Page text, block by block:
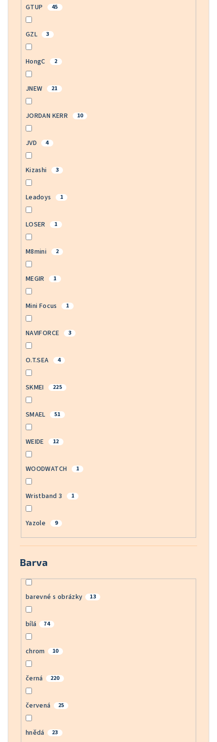
GTUP 45
GZL 3
HongC 2
JNEW 21
JORDAN KERR 10
JVD 4
Kizashi 3
Leadoys 1
LOSER 1
M8mini 2
MEGIR 1
Mini Focus 1
NAVIFORCE 3
O.T.SEA 4
SKMEI 225
SMAEL 51
WEIDE 12
WOODWATCH 1
Wristband 3 1
Yazole 9
Barva
barevné s obrázky 13
bílá 74
chrom 10
černá 220
červená 25
hnědá 23